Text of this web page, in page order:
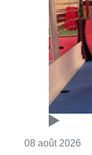
Au
recense
plus